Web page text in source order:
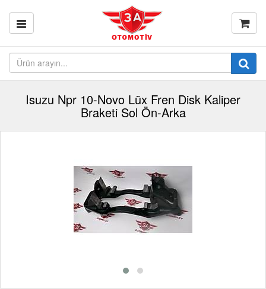
Isuzu Npr 10-Novo Lüx Fren Disk Kaliper
Braketi Sol Ön-Arka